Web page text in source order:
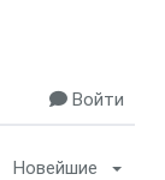
Войти
Новейшие